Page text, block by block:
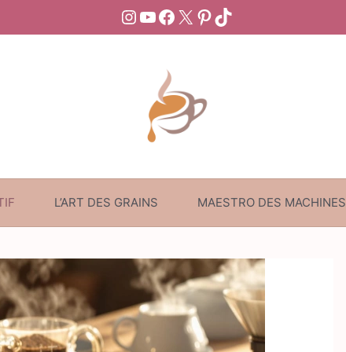
Instagram
YouTube
Facebook
X Pinterest
TikTok
L’ART DES GRAINS MAESTRO DES MACHINES